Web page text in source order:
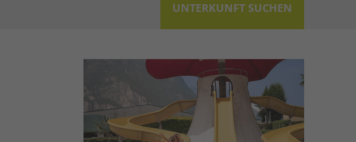
UNTERKUNFT SUCHEN